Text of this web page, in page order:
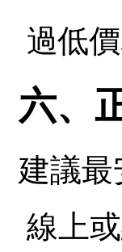
過低
六、
建議最
線上